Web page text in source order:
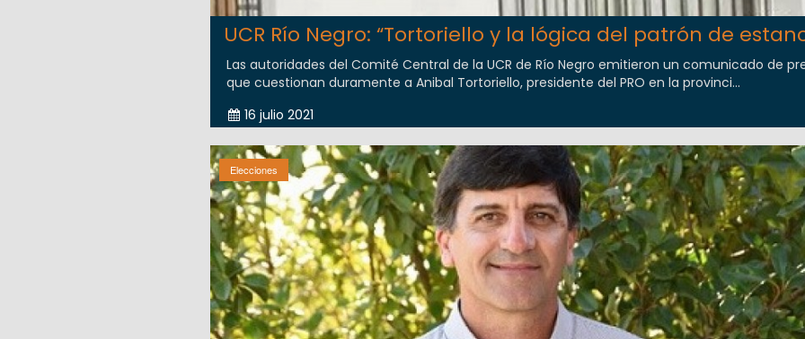
UCR Río Negro: “Tortoriello y la lógica del patrón de
Las autoridades del Comité Central de la UCR de Río Negro emitieron un comunicado de
que cuestionan duramente a Anibal Tortoriello, presidente del PRO en la provinci...
16 julio 2021
Elecciones